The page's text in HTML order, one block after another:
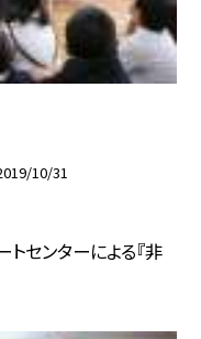
10/31
センターによる『非